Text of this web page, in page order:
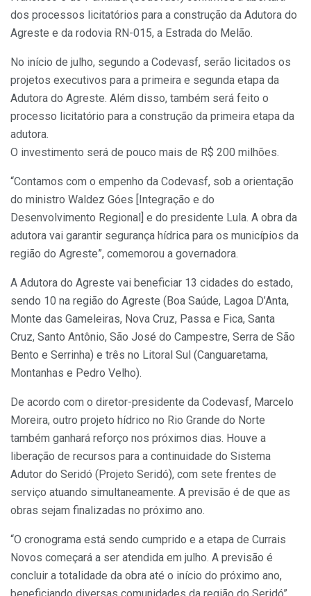
dos processos licitatórios para a construção da Adutora do
Agreste e da rodovia RN-015, a Estrada do Melão.
No início de julho, segundo a Codevasf, serão licitados os
projetos executivos para a primeira e segunda etapa da
Adutora do Agreste. Além disso, também será feito o
processo licitatório para a construção da primeira etapa da
adutora.
O investimento será de pouco mais de R$ 200 milhões.
“Contamos com o empenho da Codevasf, sob a orientação
do ministro Waldez Góes [Integração e do
Desenvolvimento Regional] e do presidente Lula. A obra da
adutora vai garantir segurança hídrica para os municípios da
região do Agreste”, comemorou a governadora.
A Adutora do Agreste vai beneficiar 13 cidades do estado,
sendo 10 na região do Agreste (Boa Saúde, Lagoa D’Anta,
Monte das Gameleiras, Nova Cruz, Passa e Fica, Santa
Cruz, Santo Antônio, São José do Campestre, Serra de São
Bento e Serrinha) e três no Litoral Sul (Canguaretama,
Montanhas e Pedro Velho).
De acordo com o diretor-presidente da Codevasf, Marcelo
Moreira, outro projeto hídrico no Rio Grande do Norte
também ganhará reforço nos próximos dias. Houve a
liberação de recursos para a continuidade do Sistema
Adutor do Seridó (Projeto Seridó), com sete frentes de
serviço atuando simultaneamente. A previsão é de que as
obras sejam finalizadas no próximo ano.
“O cronograma está sendo cumprido e a etapa de Currais
Novos começará a ser atendida em julho. A previsão é
concluir a totalidade da obra até o início do próximo ano,
beneficiando diversas comunidades da região do Seridó”,